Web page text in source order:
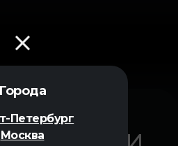
Города
Петербург
Москва